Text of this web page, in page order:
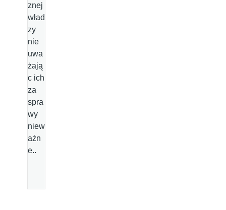
znej
wład
zy
nie
uwa
żają
c ich
za
spra
wy
niew
ażn
e..